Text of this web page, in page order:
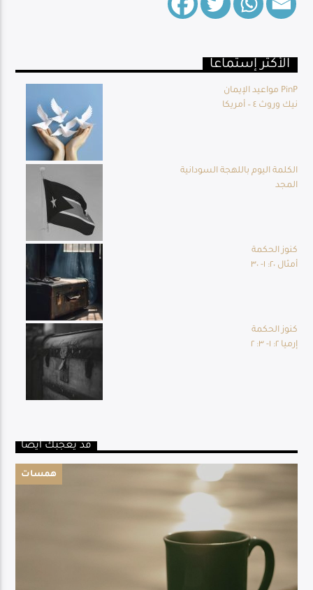
الأكثر إستماعا
مواعيد الإيمان PinP
نيك وروث ٤ – أمريكا
الكلمة اليوم باللهجة السودانية
المجد
كنوز الحكمة
أمثال ٢٠: ١- ٣٠
كنوز الحكمة
إرميا ٢: ١- ٣: ٢
قد يعجبك أيضا
همسات